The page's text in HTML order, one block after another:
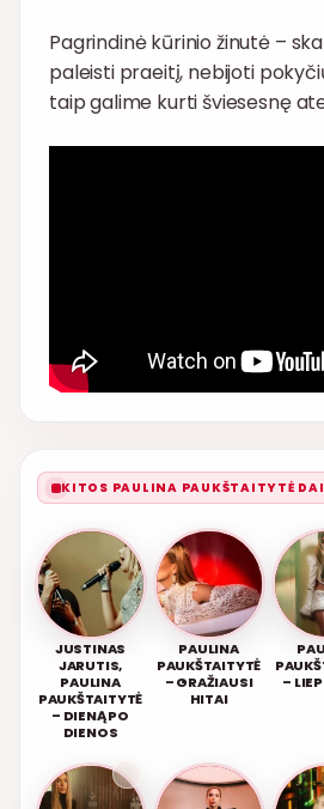
Pagrindinė kūrinio žinutė –
paleisti praeitį, nebijoti
taip galime kurti šviesesnę
KITOS PAULINA PAUKŠTAITYTĖ
JUSTINAS
JARUTIS,
PAULINA
PAUKŠTAITYTĖ
– DIENĄ PO
DIENOS
PAULINA
PAUKŠTAITYTĖ
– GRAŽIAUSI
HITAI
–